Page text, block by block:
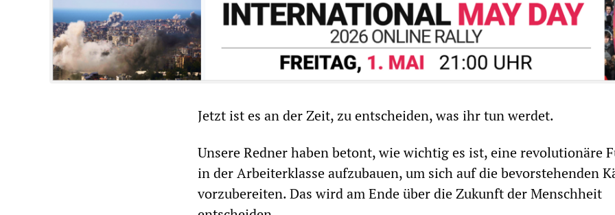
Jetzt ist es an der Zeit, zu entscheiden, was ihr tun werdet.
Unsere Redner haben betont, wie wichtig es ist, eine revolutionäre
in der Arbeiterklasse aufzubauen, um sich auf die bevorstehenden
vorzubereiten. Das wird am Ende über die Zukunft der Menschheit